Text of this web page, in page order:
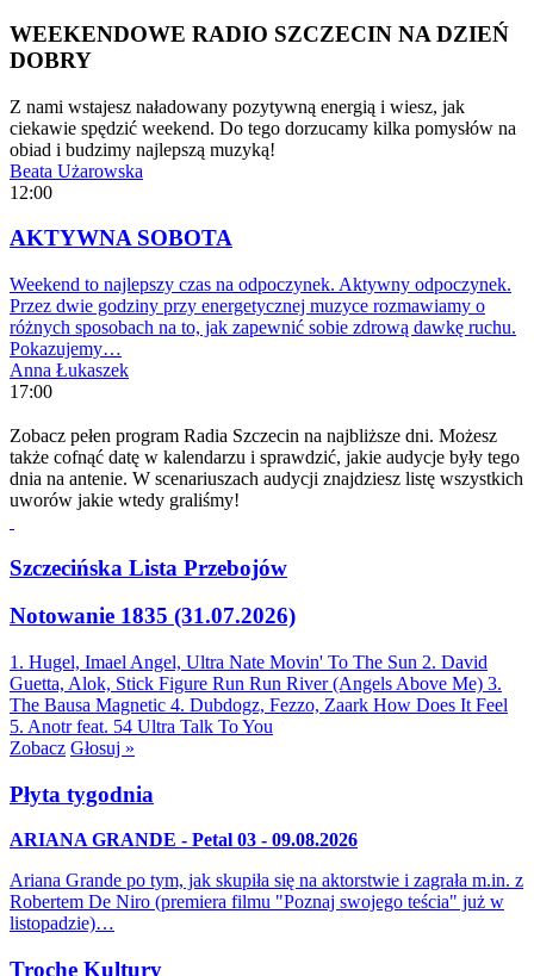
WEEKENDOWE RADIO SZCZECIN NA DZIEŃ
DOBRY
Z nami wstajesz naładowany pozytywną energią i wiesz, jak
ciekawie spędzić weekend. Do tego dorzucamy kilka pomysłów na
obiad i budzimy najlepszą muzyką!
Beata Użarowska
12:00
AKTYWNA SOBOTA
Weekend to najlepszy czas na odpoczynek. Aktywny odpoczynek.
Przez dwie godziny przy energetycznej muzyce rozmawiamy o
różnych sposobach na to, jak zapewnić sobie zdrową dawkę ruchu.
Pokazujemy…
Anna Łukaszek
17:00
Zobacz pełen program Radia Szczecin na najbliższe dni. Możesz
także cofnąć datę w kalendarzu i sprawdzić, jakie audycje były tego
dnia na antenie. W scenariuszach audycji znajdziesz listę wszystkich
uworów jakie wtedy graliśmy!
Szczecińska Lista Przebojów
Notowanie 1835 (31.07.2026)
1. Hugel, Imael Angel, Ultra Nate Movin' To The Sun 2. David
Guetta, Alok, Stick Figure Run Run River (Angels Above Me) 3.
The Bausa Magnetic 4. Dubdogz, Fezzo, Zaark How Does It Feel
5. Anotr feat. 54 Ultra Talk To You
Zobacz Głosuj »
Płyta tygodnia
ARIANA GRANDE - Petal 03 - 09.08.2026
Ariana Grande po tym, jak skupiła się na aktorstwie i zagrała m.in. z
Robertem De Niro (premiera filmu "Poznaj swojego teścia" już w
listopadzie)…
Trochę Kultury